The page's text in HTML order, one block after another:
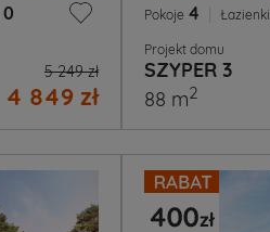
0
5 249 zł
4 849 zł
Pokoje 4 Łazienki
Projekt domu
SZYPER 3
88 m2